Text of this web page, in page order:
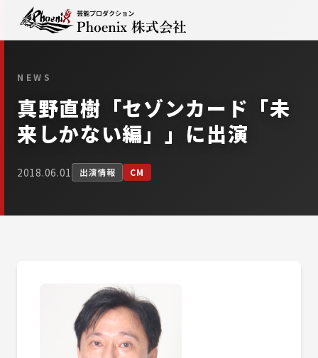
NEWS
真野直樹「セゾンカード「未
来しかない編」」に出演
2018.06.01 出演情報 CM